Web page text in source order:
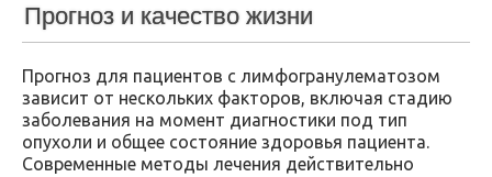
Прогноз и качество жизни
Прогноз для пациентов с лимфогранулематозом
зависит от нескольких факторов, включая стадию
заболевания на момент диагностики под тип
опухоли и общее состояние здоровья пациента.
Современные методы лечения действительно